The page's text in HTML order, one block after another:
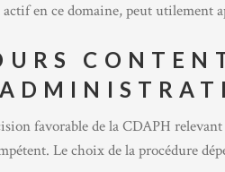
en ce domaine, peut utilement
favorable de la CDAPH relevant
Le choix de la procédure